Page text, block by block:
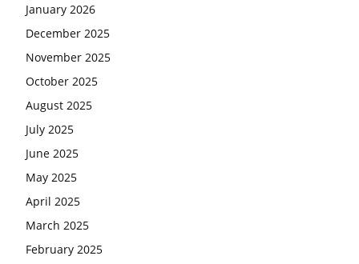
January 2026
December 2025
November 2025
October 2025
August 2025
July 2025
June 2025
May 2025
April 2025
March 2025
February 2025